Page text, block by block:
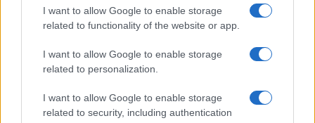
I want to allow Google to enable storage
related to functionality of the website or app.
I want to allow Google to enable storage
related to personalization.
I want to allow Google to enable storage
related to security, including authentication
Como criar uma carteira de investimentos diversificada e
equilibrada
INVESTIMENTOS